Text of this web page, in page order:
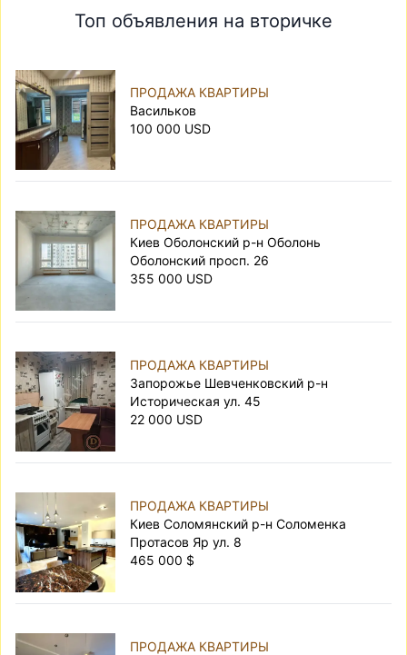
Топ объявления на вторичке
ПРОДАЖА КВАРТИРЫ
Васильков
100 000 USD
ПРОДАЖА КВАРТИРЫ
Киев Оболонский р-н Оболонь
Оболонский просп. 26
355 000 USD
ПРОДАЖА КВАРТИРЫ
Запорожье Шевченковский р-н
Историческая ул. 45
22 000 USD
ПРОДАЖА КВАРТИРЫ
Киев Соломянский р-н Соломенка
Протасов Яр ул. 8
465 000 $
ПРОДАЖА КВАРТИРЫ